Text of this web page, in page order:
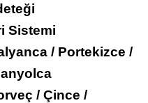
Sistemi
/ Portekizce /
/ Çince /